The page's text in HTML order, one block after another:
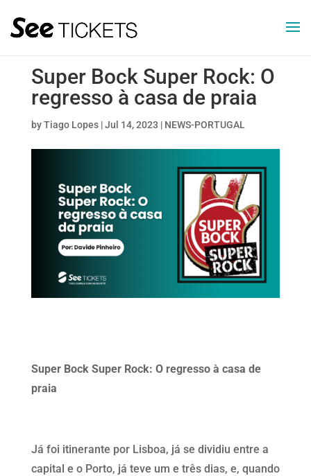
Super Bock Super Rock: O
regresso à casa de praia
byTiago Lopes|Jul 14, 2023 | NEWS-PORTUGAL
Super Bock Super Rock: O regresso à casa de
praia
Já foi itinerante por Lisboa, já se dividiu entre a
capital e o Porto, já teve um e três dias, e, quando